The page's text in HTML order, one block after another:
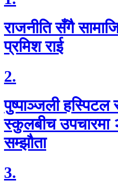
राजनीति सँगै
प्रमिश राई
2.
पुष्पाञ्जली हस्पिटल
स्कुलबीच
सम्झौता
3.